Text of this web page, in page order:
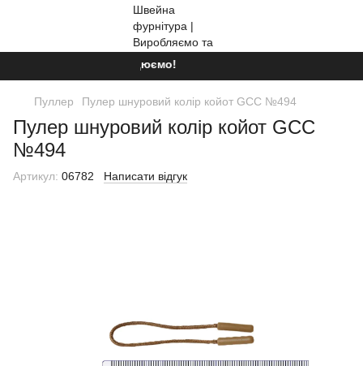
Ми працюємо!
Пуллер Пулер шнуровий колір койот GCC №494
Пулер шнуровий колір койот GCC
№494
Артикул: 06782 Написати відгук